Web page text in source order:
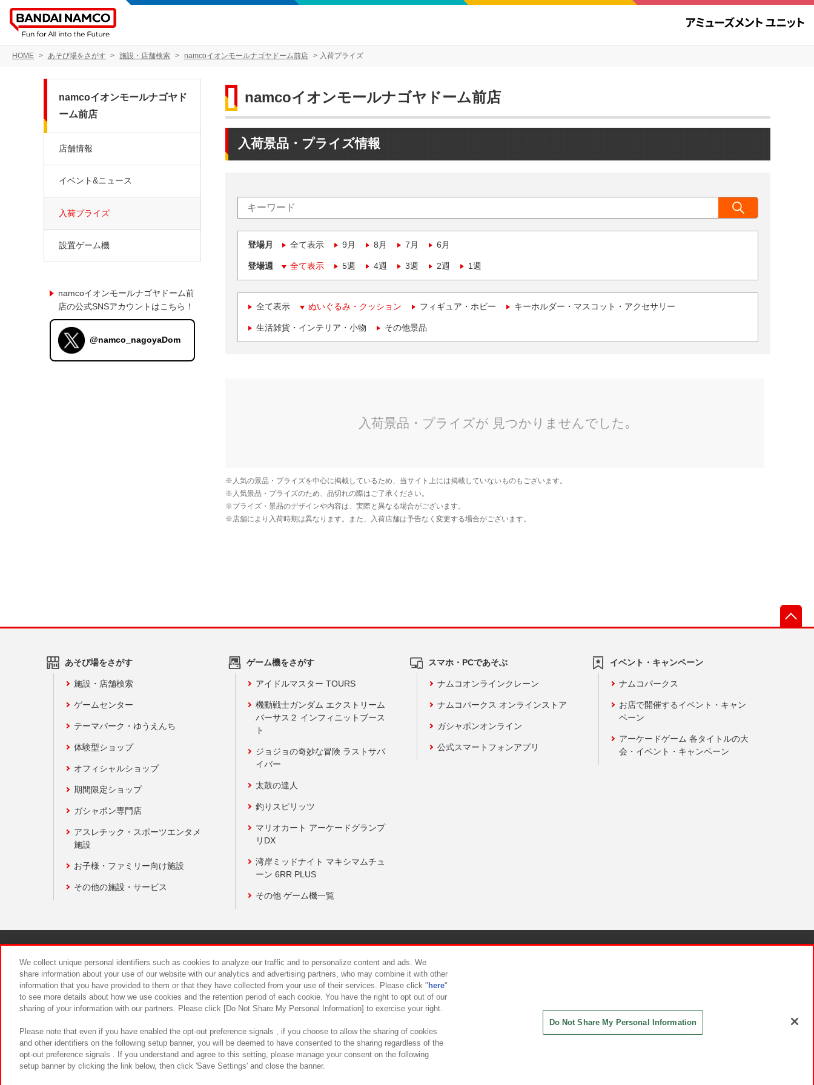
HOME あそび場をさがす 施設・店舗検索 namcoイオンモールナゴヤドーム前店 入荷プライズ
namcoイオンモールナゴヤドーム前店
入荷景品・プライズ情報
登場月 全て表示 9月 8月 7月 6月
登場週 全て表示 5週 4週 3週 2週 1週
全て表示 ぬいぐるみ・クッション フィギュア・ホビー キーホルダー・マスコット・アクセサリー
生活雑貨・インテリア・小物 その他景品
namcoイオンモールナゴヤド
ーム前店
店舗情報
イベント&ニュース
入荷プライズ
設置ゲーム機
namcoイオンモールナゴヤドーム前
店の公式SNSアカウントはこちら！
@namco_nagoyaDom
あそび場をさがす
施設・店舗検索
ゲームセンター
テーマパーク・ゆうえんち
体験型ショップ
オフィシャルショップ
期間限定ショップ
ガシャポン専門店
アスレチック・スポーツエンタメ
施設
お子様・ファミリー向け施設
その他の施設・サービス
ゲーム機をさがす
アイドルマスター TOURS
機動戦士ガンダム エクストリーム
バーサス２ インフィニットブース
ト
ジョジョの奇妙な冒険 ラストサバ
イバー
太鼓の達人
釣りスピリッツ
マリオカート アーケードグランプ
リDX
湾岸ミッドナイト マキシマムチュ
ーン 6RR PLUS
その他 ゲーム機一覧
スマホ・PCであそぶ
ナムコオンラインクレーン
ナムコパークス オンラインストア
ガシャポンオンライン
公式スマートフォンアプリ
イベント・キャンペーン
ナムコパークス
お店で開催するイベント・キャン
ペーン
アーケードゲーム 各タイトルの大
会・イベント・キャンペーン
食品のご提供について カスタマーハラスメント対応方針
We collect unique personal identifiers such as cookies to analyze our traffic and to personalize content and ads. We
share information about your use of our website with our analytics and advertising partners, who may combine it with other
information that you have provided to them or that they have collected from your use of their services. Please click " here"
to see more details about how we use cookies and the retention period of each cookie. You have the right to opt out of our
sharing of your information with our partners. Please click [Do Not Share My Personal Information] to exercise your right.
Please note that even if you have enabled the opt-out preference signals , if you choose to allow the sharing of cookies
and other identifiers on the following setup banner, you will be deemed to have consented to the sharing regardless of the
opt-out preference signals . If you understand and agree to this setting, please manage your consent on the following
setup banner by clicking the link below, then click 'Save Settings' and close the banner.
Do Not Share My Personal Information